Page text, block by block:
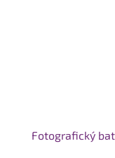
Fotografický